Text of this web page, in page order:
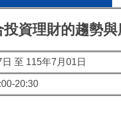
資理財的趨勢與
至 115年7月01日
20:30